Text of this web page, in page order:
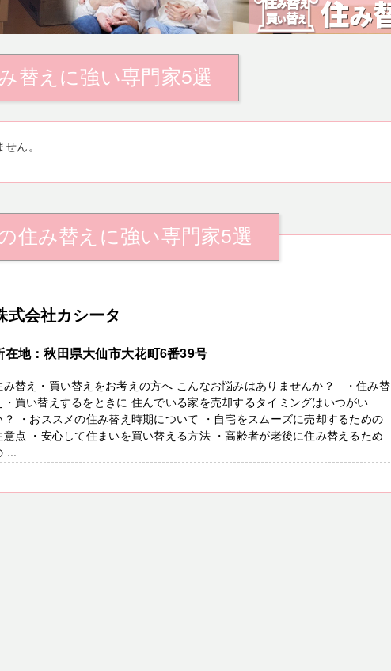
替えに強い専門家5選
ん。
住み替えに強い専門家5選
式会社カシータ
在地：秋田県大仙市大花町6番39号
み替え・買い替えをお考えの方へ こんなお悩みはありませんか？ ・住み替
・買い替えするをときに 住んでいる家を売却するタイミングはいつがい
？ ・おススメの住み替え時期について ・自宅をスムーズに売却するための
意点 ・安心して住まいを買い替える方法 ・高齢者が老後に住み替えるため
...